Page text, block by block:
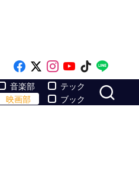
Like on Facebook
Follow on x
Follow on
Follow on
Follow
音楽部
映画部
テック
ブック